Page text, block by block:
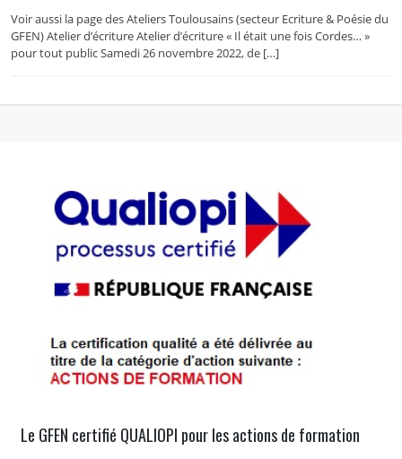
Voir aussi la page des Ateliers Toulousains (secteur Ecriture & Poésie du
GFEN) Atelier d’écriture Atelier d’écriture « Il était une fois Cordes… »
pour tout public Samedi 26 novembre 2022, de […]
Le GFEN certifié QUALIOPI pour les actions de formation